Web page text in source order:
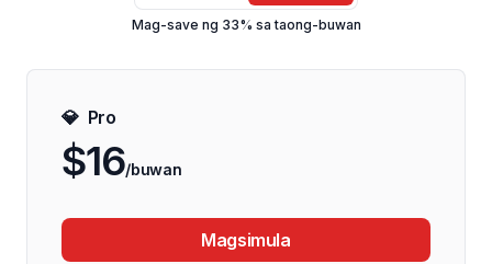
Mag-save ng 33% sa taong-buwan
💎 Pro
$16/buwan
Magsimula